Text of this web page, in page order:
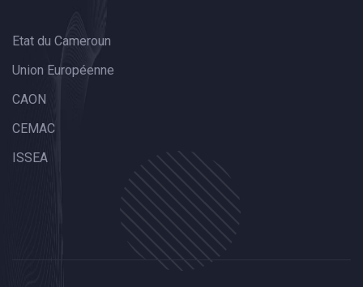
Etat du Cameroun
Union Européenne
CAON
CEMAC
ISSEA